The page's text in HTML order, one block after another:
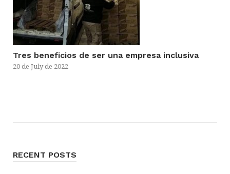
Tres beneficios de ser una empresa inclusiva
20 de July de 2022
RECENT POSTS